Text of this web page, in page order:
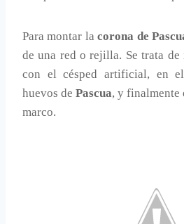
Para montar lacorona de
de una red o rejilla. Se trata de
con el césped artificial, en
huevos de Pascua, y finalmente
marco.